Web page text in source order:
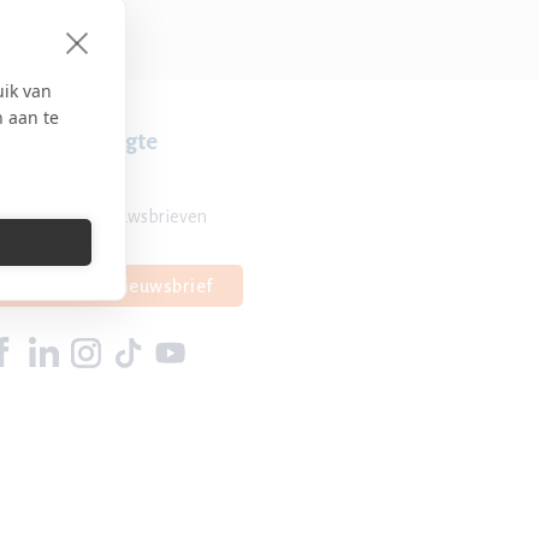
van
aan te
Blijf op de hoogte
Overzicht nieuwsbrieven
Inschrijven nieuwsbrief